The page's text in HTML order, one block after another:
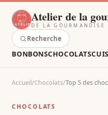
Atelier de la
DE LA GOURMANDISE
BONBONSCHOCOLATS
Recherche
Accueil/Chocolats/Top 5 des
CHOCOLATS